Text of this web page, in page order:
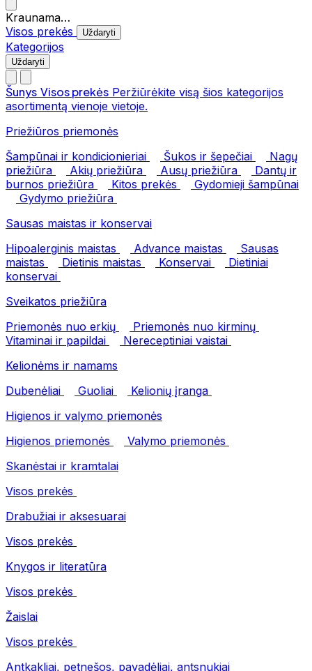
Kraunama…
Visos prekės
Uždaryti
Kategorijos
Uždaryti
Šunys Visos prekės Peržiūrėkite visą šios kategorijos
asortimentą vienoje vietoje.
Priežiūros priemonės
Šampūnai ir kondicionieriai
Šukos ir šepečiai
Nagų
priežiūra
Akių priežiūra Ausų priežiūra
Dantų ir
burnos priežiūra
Kitos prekės
Gydomieji šampūnai
Gydymo priežiūra
Sausas maistas ir konservai
Hipoalerginis maistas
Advance maistas
Sausas
maistas
Dietinis maistas Konservai
Dietiniai
konservai
Sveikatos priežiūra
Priemonės nuo erkių
Priemonės nuo kirminų
Vitaminai ir papildai
Nereceptiniai vaistai
Kelionėms ir namams
Dubenėliai
Guoliai
Kelionių įranga
Higienos ir valymo priemonės
Higienos priemonės
Valymo priemonės
Skanėstai ir kramtalai
Visos prekės
Drabužiai ir aksesuarai
Visos prekės
Knygos ir literatūra
Visos prekės
Žaislai
Visos prekės
Antkakliai, petnešos, pavadėliai, antsnukiai